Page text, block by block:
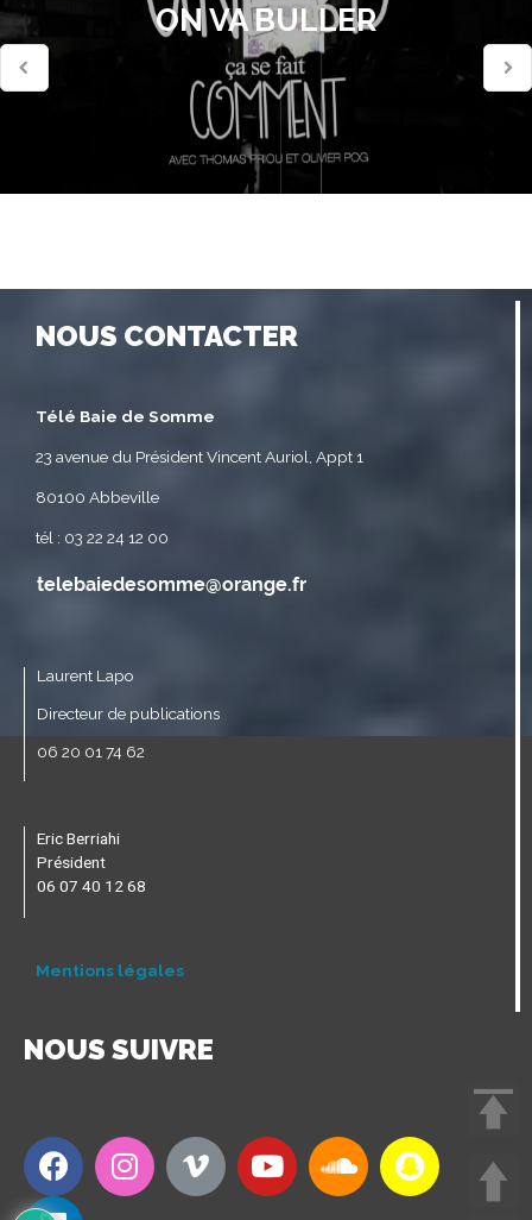
ON VA BULLER
NOUS CONTACTER
Télé Baie de Somme
23 avenue du Président Vincent Auriol, Appt 1
80100 Abbeville
tél : 03 22 24 12 00
Laurent Lapo
Directeur de publications
06 20 01 74 62
Eric Berriahi
Président
06 07 40 12 68
Mentions légales
NOUS SUIVRE